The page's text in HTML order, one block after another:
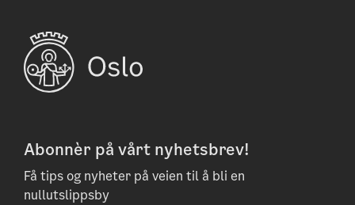
Abonnèr på vårt nyhetsbrev!
Få tips og nyheter på veien til å bli en
nullutslippsby